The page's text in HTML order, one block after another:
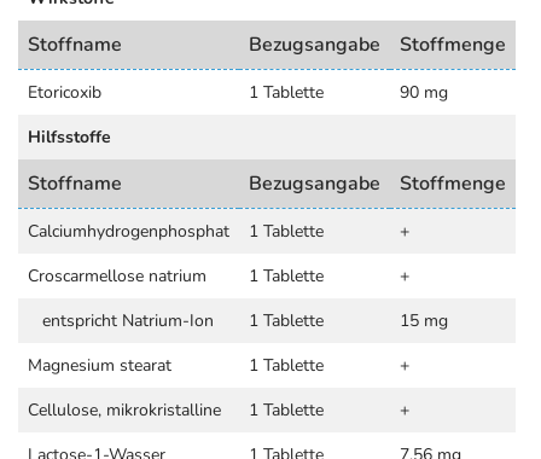
Stoffname Bezugsangabe Stoffmenge
Etoricoxib 1 Tablette
90 mg
Hilfsstoffe
Stoffname Bezugsangabe Stoffmenge
Calciumhydrogenphosphat 1 Tablette
+
Croscarmellose natrium
1 Tablette
+
entspricht Natrium-Ion
1 Tablette
15 mg
Magnesium stearat
1 Tablette
+
Cellulose, mikrokristalline
1 Tablette
+